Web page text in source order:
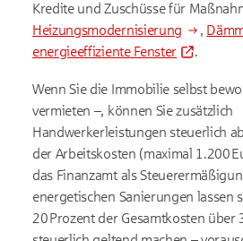
Kredite und Zuschüsse für
Heizungsmodernisierung
,
energieeffiziente Fenster
.
Wenn Sie die Immobilie selbst
vermieten –, können Sie zusätzlich
Handwerkerleistungen steuerlich
der Arbeitskosten (maximal 1.200
das Finanzamt als
energetischen Sanierungen lassen
20 Prozent der Gesamtkosten über